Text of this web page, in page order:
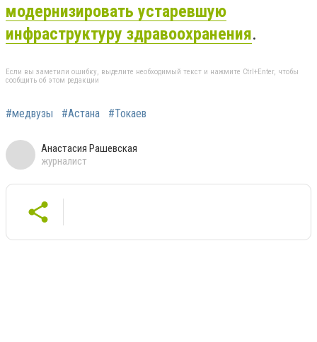
модернизировать устаревшую
инфраструктуру здравоохранения.
Если вы заметили ошибку, выделите необходимый текст и нажмите Ctrl+Enter, чтобы
сообщить об этом редакции
#медвузы #Астана #Токаев
Анастасия Рашевская
журналист